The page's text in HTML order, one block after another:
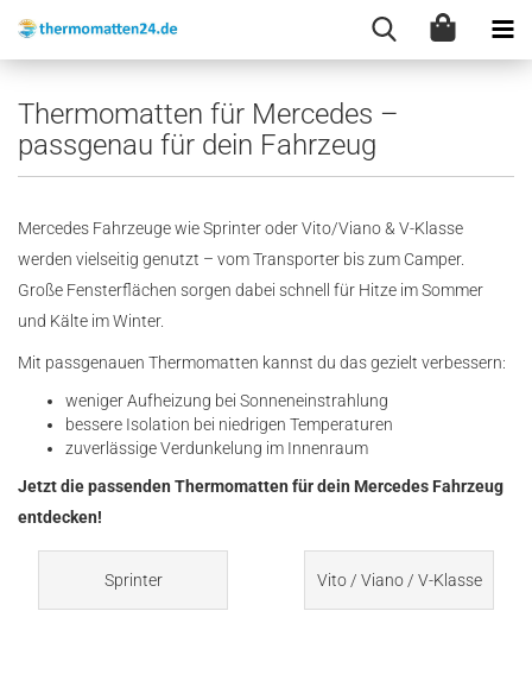
Thermomatten für Mercedes –
passgenau für dein Fahrzeug
Mercedes Fahrzeuge wie Sprinter oder Vito/Viano & V-Klasse
werden vielseitig genutzt – vom Transporter bis zum Camper.
Große Fensterflächen sorgen dabei schnell für Hitze im Sommer
und Kälte im Winter.
Mit passgenauen Thermomatten kannst du das gezielt verbessern:
weniger Aufheizung bei Sonneneinstrahlung
bessere Isolation bei niedrigen Temperaturen
zuverlässige Verdunkelung im Innenraum
Jetzt die passenden Thermomatten für dein Mercedes Fahrzeug
entdecken!
Sprinter Vito / Viano / V-Klasse